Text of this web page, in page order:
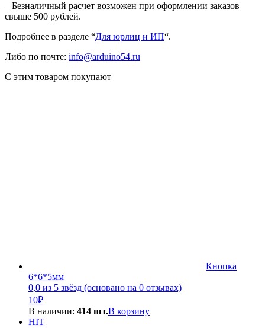
– Безналичный расчет возможен при оформлении заказов
свыше 500 рублей.
Подробнее в разделе “Для юрлиц и ИП“.
Либо по почте: info@arduino54.ru
С этим товаром покупают
Кнопка
6*6*5мм
0,0 из 5 звёзд (основано на 0 отзывах)
10₽
В наличии: 414 шт.В корзину
HIT